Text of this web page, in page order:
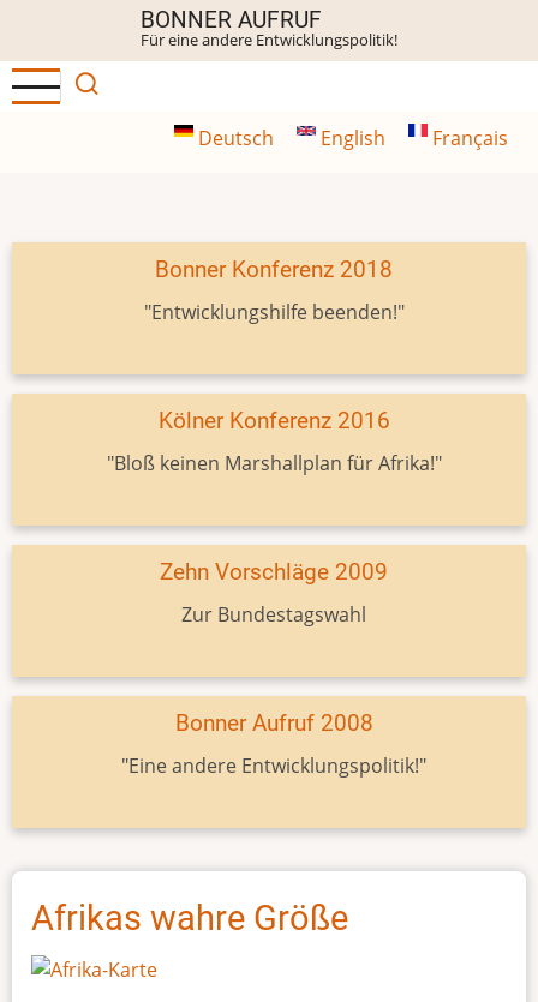
Inhalt
BONNER AUFRUF
Für eine andere Entwicklungspolitik!
Deutsch English Français
Bonner Konferenz 2018
"Entwicklungshilfe beenden!"
Kölner Konferenz 2016
"Bloß keinen Marshallplan für Afrika!"
Zehn Vorschläge 2009
Zur Bundestagswahl
Bonner Aufruf 2008
"Eine andere Entwicklungspolitik!"
Afrikas wahre Größe